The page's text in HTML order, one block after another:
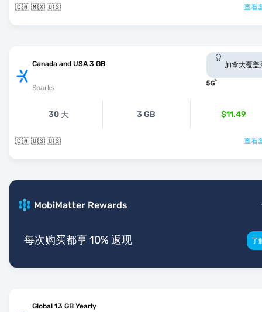
🇨🇦 🇲🇽 🇺🇸 查看
Canada and USA 3 GB
Sparks
加拿大覆盖
30 天 3 GB $11.49
🇨🇦 🇺🇸 🇺🇸 查看
MobiMatter Rewards
每次购买都享 10% 返现 了
Global 13 GB Yearly